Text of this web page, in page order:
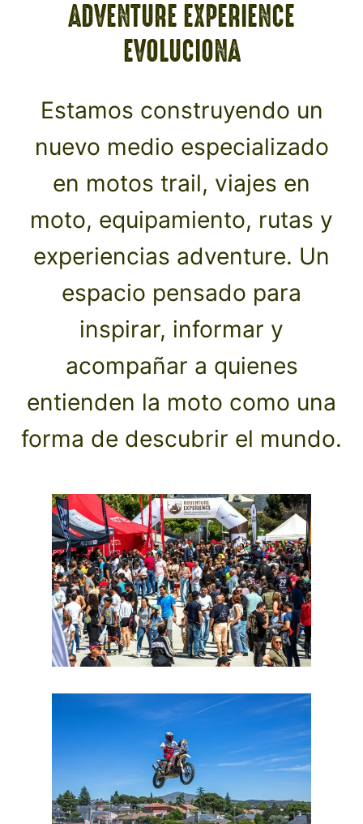
ADVENTURE EXPERIENCE
EVOLUCIONA
Estamos construyendo un
nuevo medio especializado
en motos trail, viajes en
moto, equipamiento, rutas y
experiencias adventure. Un
espacio pensado para
inspirar, informar y
acompañar a quienes
entienden la moto como una
forma de descubrir el mundo.